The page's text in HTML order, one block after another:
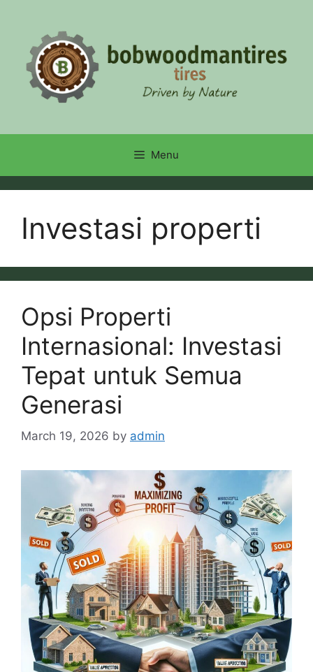
content
Menu
Investasi properti
Opsi Properti
Internasional: Investasi
Tepat untuk Semua
Generasi
March 19, 2026 by admin